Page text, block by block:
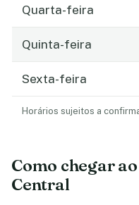
Quarta-feira
Quinta-feira
Sexta-feira
Horários sujeitos a
Como chegar
Central